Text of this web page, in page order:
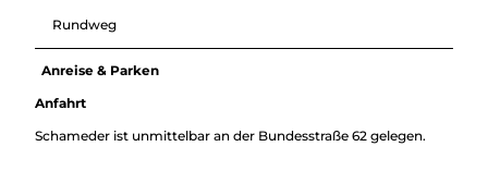
Rundweg
Anreise & Parken
Anfahrt
Schameder ist unmittelbar an der Bundesstraße 62 gelegen.